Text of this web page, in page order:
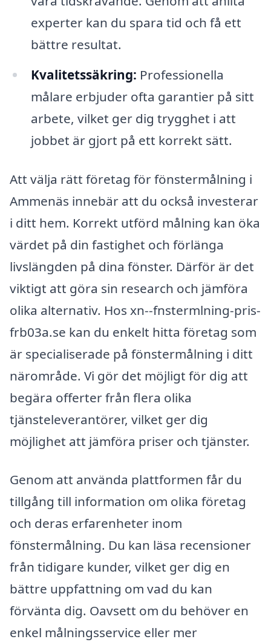
experter kan du spara tid och få ett
bättre resultat.
Kvalitetssäkring: Professionella
målare erbjuder ofta garantier på sitt
arbete, vilket ger dig trygghet i att
jobbet är gjort på ett korrekt sätt.
Att välja rätt företag för fönstermålning i
Ammenäs innebär att du också investerar
i ditt hem. Korrekt utförd målning kan öka
värdet på din fastighet och förlänga
livslängden på dina fönster. Därför är det
viktigt att göra sin research och jämföra
olika alternativ. Hos xn--fnstermlning-pris-
frb03a.se kan du enkelt hitta företag som
är specialiserade på fönstermålning i ditt
närområde. Vi gör det möjligt för dig att
begära offerter från flera olika
tjänsteleverantörer, vilket ger dig
möjlighet att jämföra priser och tjänster.
Genom att använda plattformen får du
tillgång till information om olika företag
och deras erfarenheter inom
fönstermålning. Du kan läsa recensioner
från tidigare kunder, vilket ger dig en
bättre uppfattning om vad du kan
förvänta dig. Oavsett om du behöver en
enkel målningsservice eller mer